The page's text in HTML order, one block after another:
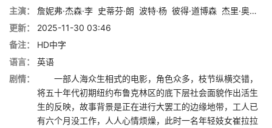
主演：
詹妮弗·杰森·李 史蒂芬·朗 波特·杨 彼得·道博森 杰里·奥尔巴赫
更新：
2025-11-30 03:46
备注：
HD中字
语言：
英语
剧情：
一部人海众生相式的电影，角色众多，枝节纵横交错，
将五十年代初期纽约布鲁克林区的底下层社会面貌作出活生
生的反映，故事背景是正在进行大罢工的边缘地带，工人已
有六个月没工作，人人心情烦燥，此时一名年轻妓女崔拉拉